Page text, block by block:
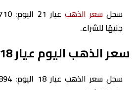
سجلسعر الذهب
جنيهًا للشراء.
سعر الذهب اليوم عيار 18